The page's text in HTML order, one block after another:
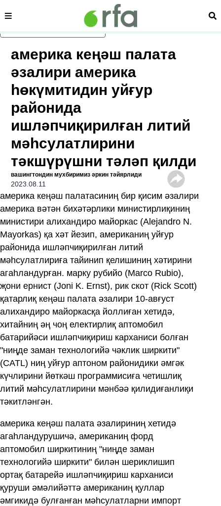
асаслиқ мәзмунға атлаң
сәһипә
америка кеңәш палата
әзалири америка
һөкүмитидин уйғур
районида
ишләпчиқирилған литий
мәһсулатлирини
тәкшүрүшни тәләп қилди
вашингтондин мухбиримиз әркин тәйярлиди
2023.08.11
америка кеңәш палатасиниң бир қисим әзалири
америка вәтән бихәтәрлики министирлиқиниң
министири алихандиро майоркас (Alejandro N.
Mayorkas) қа хәт йезип, американиң уйғур
районида ишләпчиқирилған литий
мәһсулатлириға тайинип қелишиниң хәтирини
агаһландурған. марку рубийо (Marco Rubio),
җони ернист (Joni K. Ernst), рик скот (Rick Scott)
қатарлиқ кеңәш палата әзалири 10-авғуст
алихандиро майоркасқа йоллиған хетидә,
хитайниң әң чоң електирлиқ аптомобил
батарийәси ишләпчиқириш карханиси болған
"ниңде заман технологийә чәклик ширкити"
(CATL) ниң уйғур аптоном районидики әмгәк
күчлирини йөткәш программисиға четишлиқ
литий мәһсулатлирини мәнбәә қилидиғанлиқи
тәкитләнгән.
америка кеңәш палата әзалириниң хетидә
агаһландурушичә, американиң форд
аптомобил ширкитиниң "ниңде заман
технологийә ширкити" билән шериклишип
ортақ батарейә ишләпчиқириш карханиси
қуруши әмәлийәттә американиң қуллар
әмгикидә булғанған мәһсулатларни импорт